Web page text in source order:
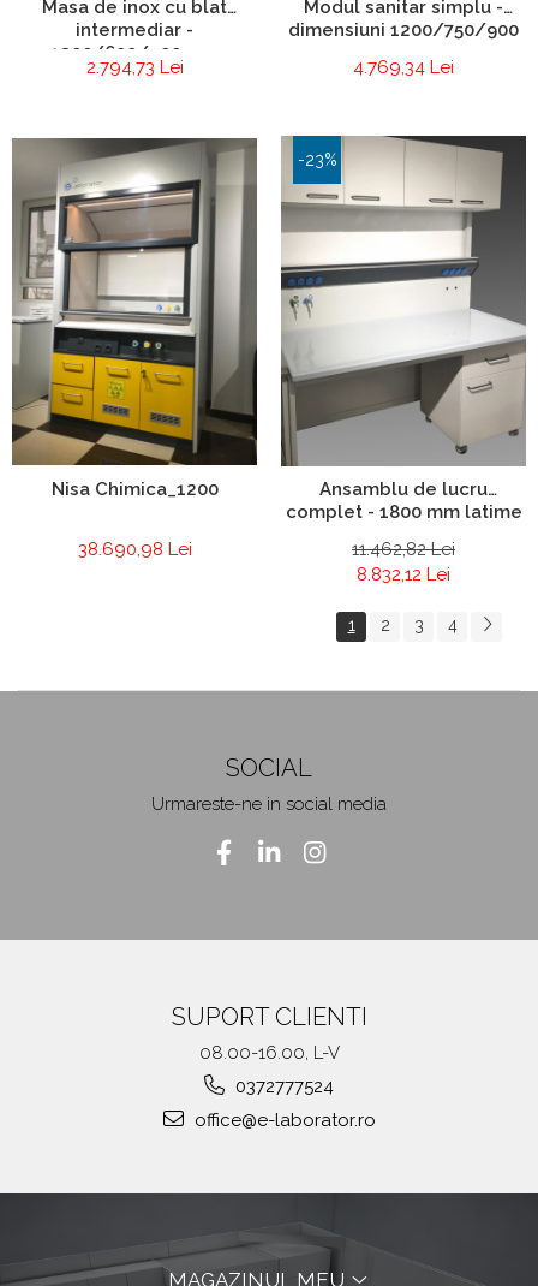
Masa de inox cu blat
intermediar -
1200/600/900 mm
2.794,73 Lei
Modul sanitar simplu -
dimensiuni 1200/750/900
4.769,34 Lei
Nisa Chimica_1200
38.690,98 Lei
-23%
Ansamblu de lucru
complet - 1800 mm latime
11.462,82 Lei
8.832,12 Lei
1 2 3 4
SOCIAL
Urmareste-ne in social media
SUPORT CLIENTI
08.00-16.00, L-V
0372777524
office@e-laborator.ro
MAGAZINUL MEU